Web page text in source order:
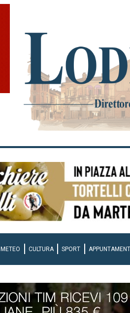
METEO CULTURA SPORT